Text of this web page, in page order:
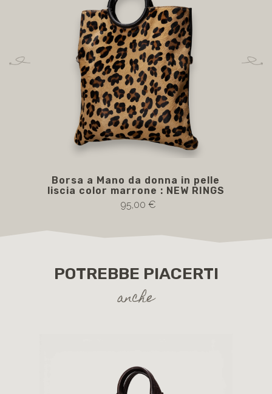
Borsa a Mano da donna in pelle
liscia color marrone : NEW RINGS
95,00 €
POTREBBE PIACERTI
anche